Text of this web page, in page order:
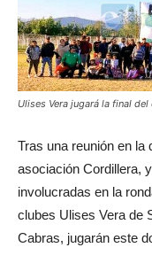
Ulises Vera jugará la final
Tras una reunión en la
asociación Cordillera,
involucradas en la
clubes Ulises Vera de
Cabras, jugarán este